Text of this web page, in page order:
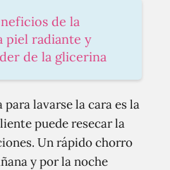
de la
piel radiante y
de la glicerina
lavarse la cara es la
puede resecar la
Un rápido chorro
y por la noche